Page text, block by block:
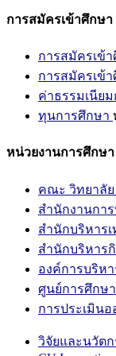
การสมัครเข้าศึกษา
การสมัครเข้
การสมัครเข้
ค่าธรรมเนีย
ทุนการศึกษา
หน่วยงานการศึกษา
คณะ วิทยาลั
สำนักงานกา
สำนักบริหาร
สำนักบริหาร
องค์การบริห
ศูนย์การศึกษ
การประเมิน
วิจัยและนวัตก